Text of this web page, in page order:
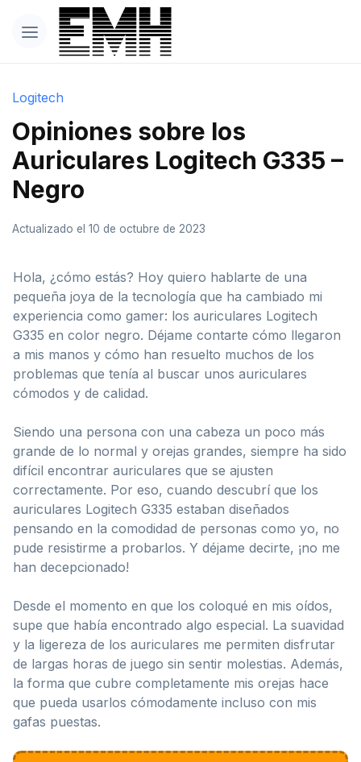
Logitech
Opiniones sobre los
Auriculares Logitech G335 –
Negro
Actualizado el 10 de octubre de 2023
Hola, ¿cómo estás? Hoy quiero hablarte de una
pequeña joya de la tecnología que ha cambiado mi
experiencia como gamer: los auriculares Logitech
G335 en color negro. Déjame contarte cómo llegaron
a mis manos y cómo han resuelto muchos de los
problemas que tenía al buscar unos auriculares
cómodos y de calidad.
Siendo una persona con una cabeza un poco más
grande de lo normal y orejas grandes, siempre ha sido
difícil encontrar auriculares que se ajusten
correctamente. Por eso, cuando descubrí que los
auriculares Logitech G335 estaban diseñados
pensando en la comodidad de personas como yo, no
pude resistirme a probarlos. Y déjame decirte, ¡no me
han decepcionado!
Desde el momento en que los coloqué en mis oídos,
supe que había encontrado algo especial. La suavidad
y la ligereza de los auriculares me permiten disfrutar
de largas horas de juego sin sentir molestias. Además,
la forma que cubre completamente mis orejas hace
que pueda usarlos cómodamente incluso con mis
gafas puestas.